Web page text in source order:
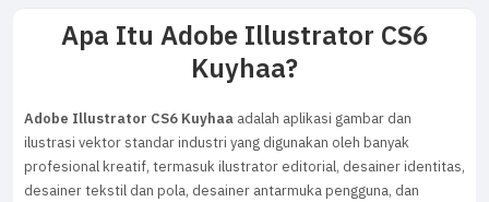
Apa Itu Adobe Illustrator CS6
Kuyhaa?
Adobe Illustrator CS6 Kuyhaa adalah aplikasi gambar dan
ilustrasi vektor standar industri yang digunakan oleh banyak
profesional kreatif, termasuk ilustrator editorial, desainer identitas,
desainer tekstil dan pola, desainer antarmuka pengguna, dan